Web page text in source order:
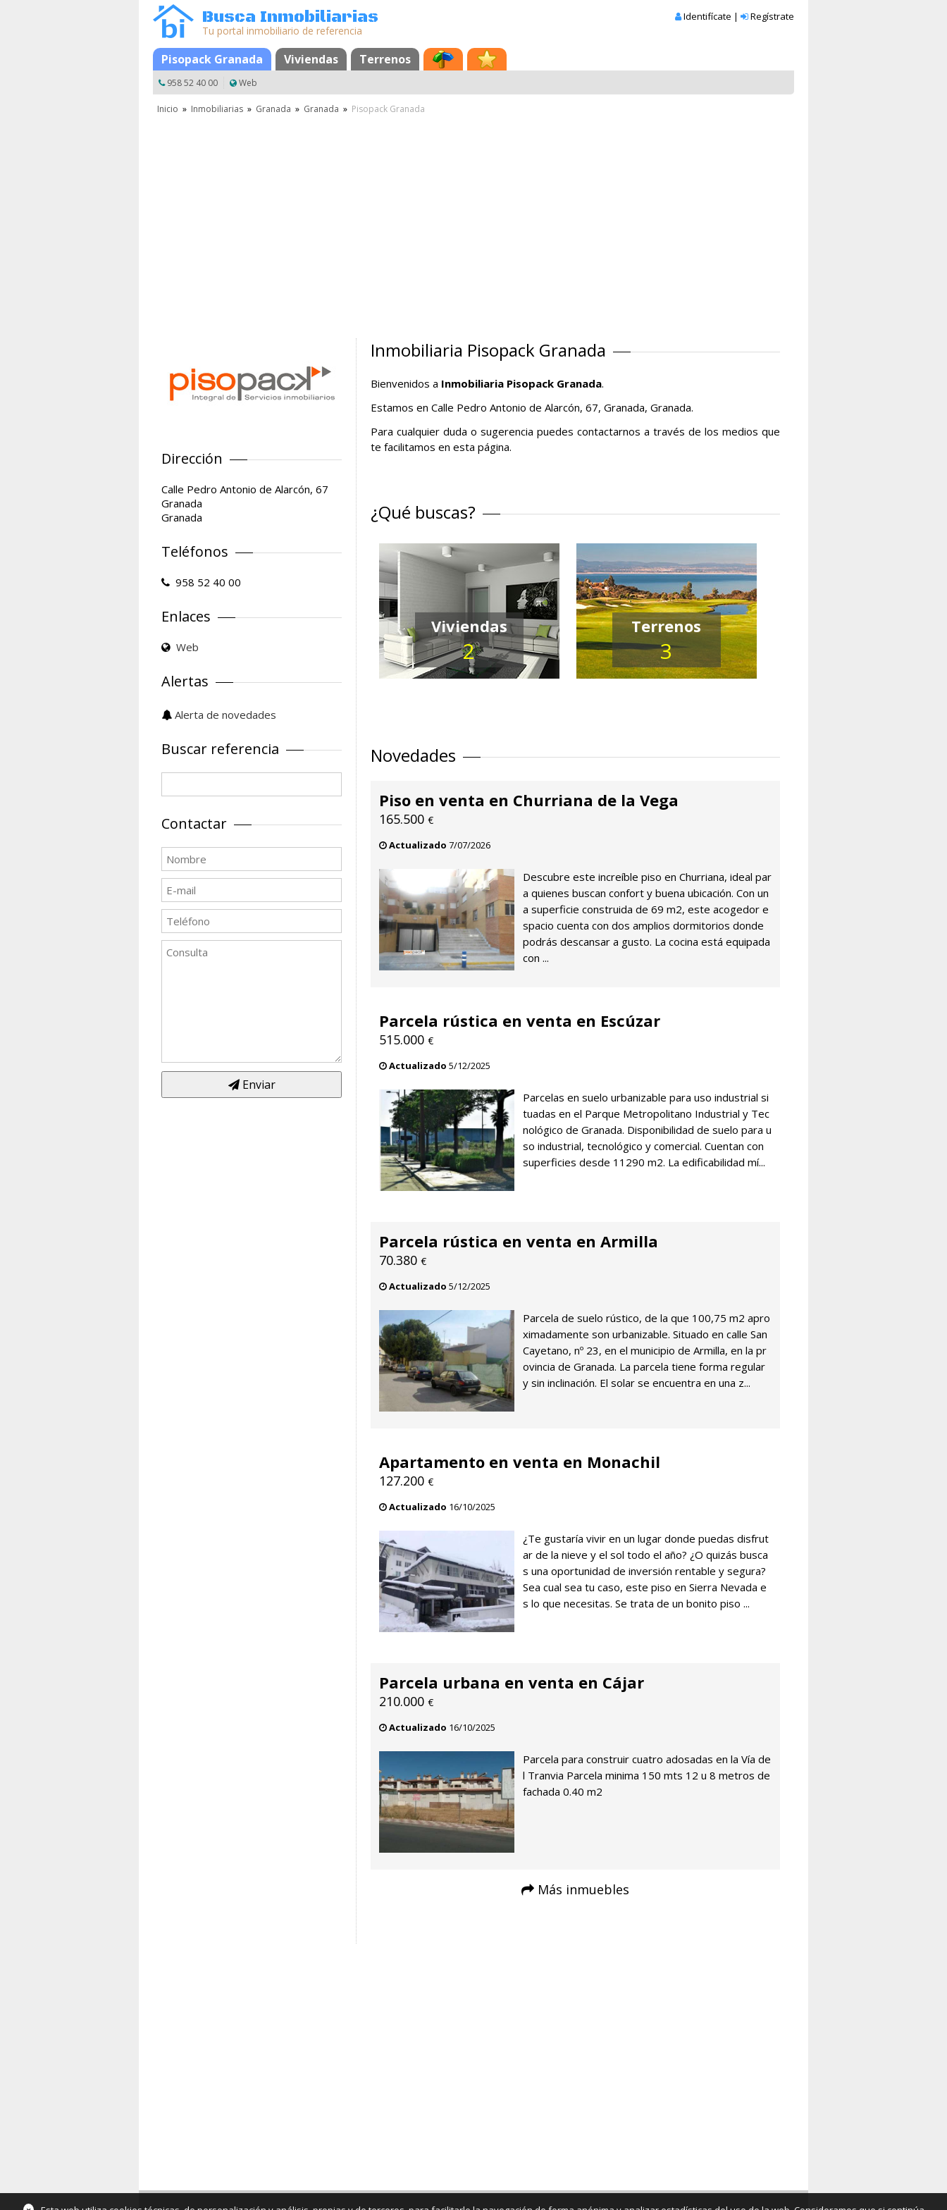
Busca Inmobiliarias
Tu portal inmobiliario de referencia
Identifícate | Regístrate
Pisopack Granada Viviendas Terrenos
Favoritos
958 52 40 00 Web
Inicio » Inmobiliarias » Granada » Granada » Pisopack Granada
Dirección
Calle Pedro Antonio de Alarcón, 67
Granada
Granada
Teléfonos
958 52 40 00
Enlaces
Web
Alertas
Alerta de novedades
Buscar referencia
Contactar
Enviar
Inmobiliaria Pisopack Granada
Bienvenidos a Inmobiliaria Pisopack Granada.
Estamos en Calle Pedro Antonio de Alarcón, 67, Granada, Granada.
Para cualquier duda o sugerencia puedes contactarnos a través de los medios que
te facilitamos en esta página.
¿Qué buscas?
Viviendas
2
Terrenos
3
Novedades
Piso en venta en Churriana de la Vega
165.500 €
Actualizado 7/07/2026
Descubre este increíble piso en Churriana, ideal par
a quienes buscan confort y buena ubicación. Con un
a superficie construida de 69 m2, este acogedor e
spacio cuenta con dos amplios dormitorios donde
podrás descansar a gusto. La cocina está equipada
con ...
Parcela rústica en venta en Escúzar
515.000 €
Actualizado 5/12/2025
Parcelas en suelo urbanizable para uso industrial si
tuadas en el Parque Metropolitano Industrial y Tec
nológico de Granada. Disponibilidad de suelo para u
so industrial, tecnológico y comercial. Cuentan con
superficies desde 11290 m2. La edificabilidad mí...
Parcela rústica en venta en Armilla
70.380 €
Actualizado 5/12/2025
Parcela de suelo rústico, de la que 100,75 m2 apro
ximadamente son urbanizable. Situado en calle San
Cayetano, nº 23, en el municipio de Armilla, en la pr
ovincia de Granada. La parcela tiene forma regular
y sin inclinación. El solar se encuentra en una z...
Apartamento en venta en Monachil
127.200 €
Actualizado 16/10/2025
¿Te gustaría vivir en un lugar donde puedas disfrut
ar de la nieve y el sol todo el año? ¿O quizás busca
s una oportunidad de inversión rentable y segura?
Sea cual sea tu caso, este piso en Sierra Nevada e
s lo que necesitas. Se trata de un bonito piso ...
Parcela urbana en venta en Cájar
210.000 €
Actualizado 16/10/2025
Parcela para construir cuatro adosadas en la Vía de
l Tranvia Parcela minima 150 mts 12 u 8 metros de
fachada 0.40 m2
Más inmuebles